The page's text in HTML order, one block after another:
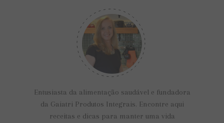
Entusiasta da alimentação saudável e fundadora
da Gaiatri Produtos Integrais. Encontre aqui
receitas e dicas para manter uma vida